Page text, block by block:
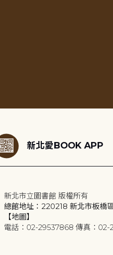
新北愛BOOK APP
新北市立圖書館 版權所有
總館地址：220218 新北市板橋
【地圖】
電話：02-29537868 傳真：02-